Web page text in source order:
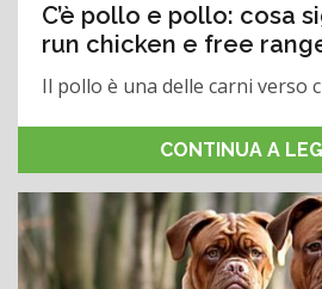
C’è pollo e pollo: cosa
run chicken e free
Il pollo è una delle carni verso
CONTINUA A